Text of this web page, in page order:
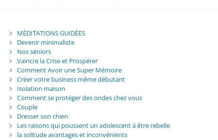
MÉDITATIONS GUIDÉES
Devenir minimaliste
Nos séniors
Vaincre la Crise et Prospérer
Comment Avoir une Super Mémoire
Créer votre business même débutant
Isolation maison
Comment se protéger des ondes chez vous
Couple
Dresser son chien
Les raisons qui poussent un adolescent à être rebelle
la solitude avantages et inconvénients